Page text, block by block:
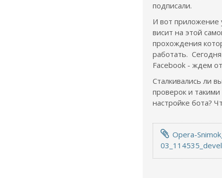
подписали.
И вот приложение
висит на этой
прохождения
работать.
Facebook - ждем
Сталкивались ли
проверок и
настройке бота?
Opera-